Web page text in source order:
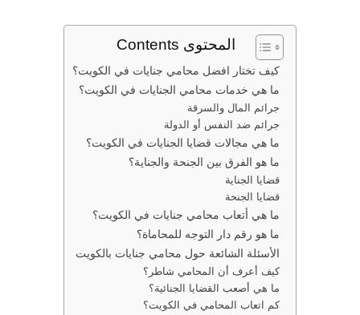
المحتوى Contents
كيف تختار افضل محامي جنايات في الكويت؟
ما هي خدمات محامي الجنايات في الكويت؟
جرائم المال والسرقة
جرائم ضد النفس أو الدولة
ما هي مجالات قضايا الجنايات في الكويت؟
ما هو الفرق بين الجنحة والجناية؟
قضايا الجناية
قضايا الجنحة
ما هي أتعاب محامي جنايات في الكويت؟
ما هو رقم دار التوجه للمحاماة؟
الأسئلة الشائعة حول محامي جنايات بالكويت
كيف أعرف أن المحامي شاطر؟
ما هي أصعب القضايا الجنائية؟
كم اتعاب المحامي في الكويت؟